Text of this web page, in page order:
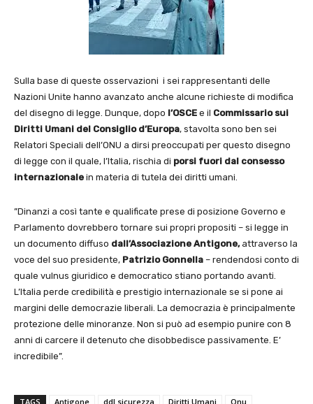
Sulla base di queste osservazioni i sei rappresentanti delle
Nazioni Unite hanno avanzato anche alcune richieste di modifica
del disegno di legge. Dunque, dopo l’OSCE e il Commissario sui
Diritti Umani del Consiglio d’Europa, stavolta sono ben sei
Relatori Speciali dell’ONU a dirsi preoccupati per questo disegno
di legge con il quale, l’Italia, rischia di porsi fuori dal consesso
internazionale in materia di tutela dei diritti umani.
”Dinanzi a così tante e qualificate prese di posizione Governo e
Parlamento dovrebbero tornare sui propri propositi – si legge in
un documento diffuso dall’Associazione Antigone,attraverso la
voce del suo presidente, Patrizio Gonnella – rendendosi conto di
quale vulnus giuridico e democratico stiano portando avanti.
L’Italia perde credibilità e prestigio internazionale se si pone ai
margini delle democrazie liberali. La democrazia è principalmente
protezione delle minoranze. Non si può ad esempio punire con 8
anni di carcere il detenuto che disobbedisce passivamente. E’
incredibile”.
TAGS Antigone ddl sicurezza Diritti Umani Onu